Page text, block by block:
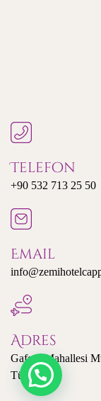
Telefon
+90 532 713 25 50
Email
Adres
Gaferli Mahallesi
Türkiye